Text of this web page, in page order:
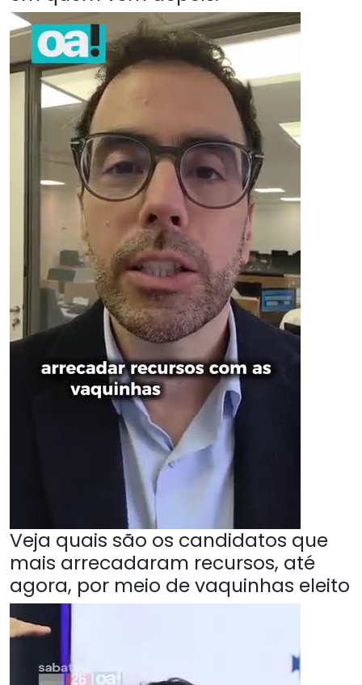
Veja quais são os candidatos que
mais arrecadaram recursos, até
agora, por meio de vaquinhas eleito